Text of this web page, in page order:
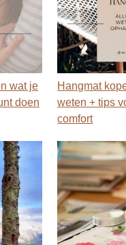
wat je
doen
Hangmat
weten + tips
comfort